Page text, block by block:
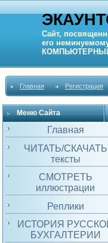
Сайт,
его
Главная Регистрация
Меню Сайта
Главная
ЧИТАТЬ/СКАЧАТЬ
тексты
СМОТРЕТЬ
иллюстрации
Реплики
ИСТОРИЯ
БУХГАЛТЕРИИ